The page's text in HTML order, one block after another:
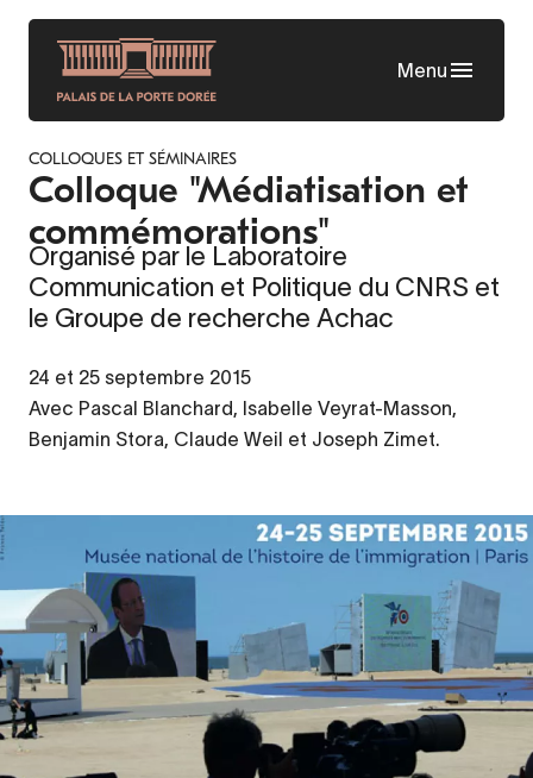
Aller
contenu
principal
Menu
COLLOQUES ET SÉMINAIRES
Colloque "Médiatisation et
commémorations"
Organisé par le Laboratoire
Communication et Politique du CNRS et
le Groupe de recherche Achac
24 et 25 septembre 2015
Avec Pascal Blanchard, Isabelle Veyrat-Masson,
Benjamin Stora, Claude Weil et Joseph Zimet.